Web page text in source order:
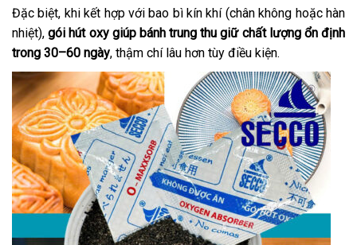
Đặc biệt, khi kết hợp với bao bì kín khí (chân không hoặc hàn
nhiệt),gói hút oxy giúp bánh trung thu giữ chất lượng ổn định
trong 30–60 ngày, thậm chí lâu hơn tùy điều kiện.